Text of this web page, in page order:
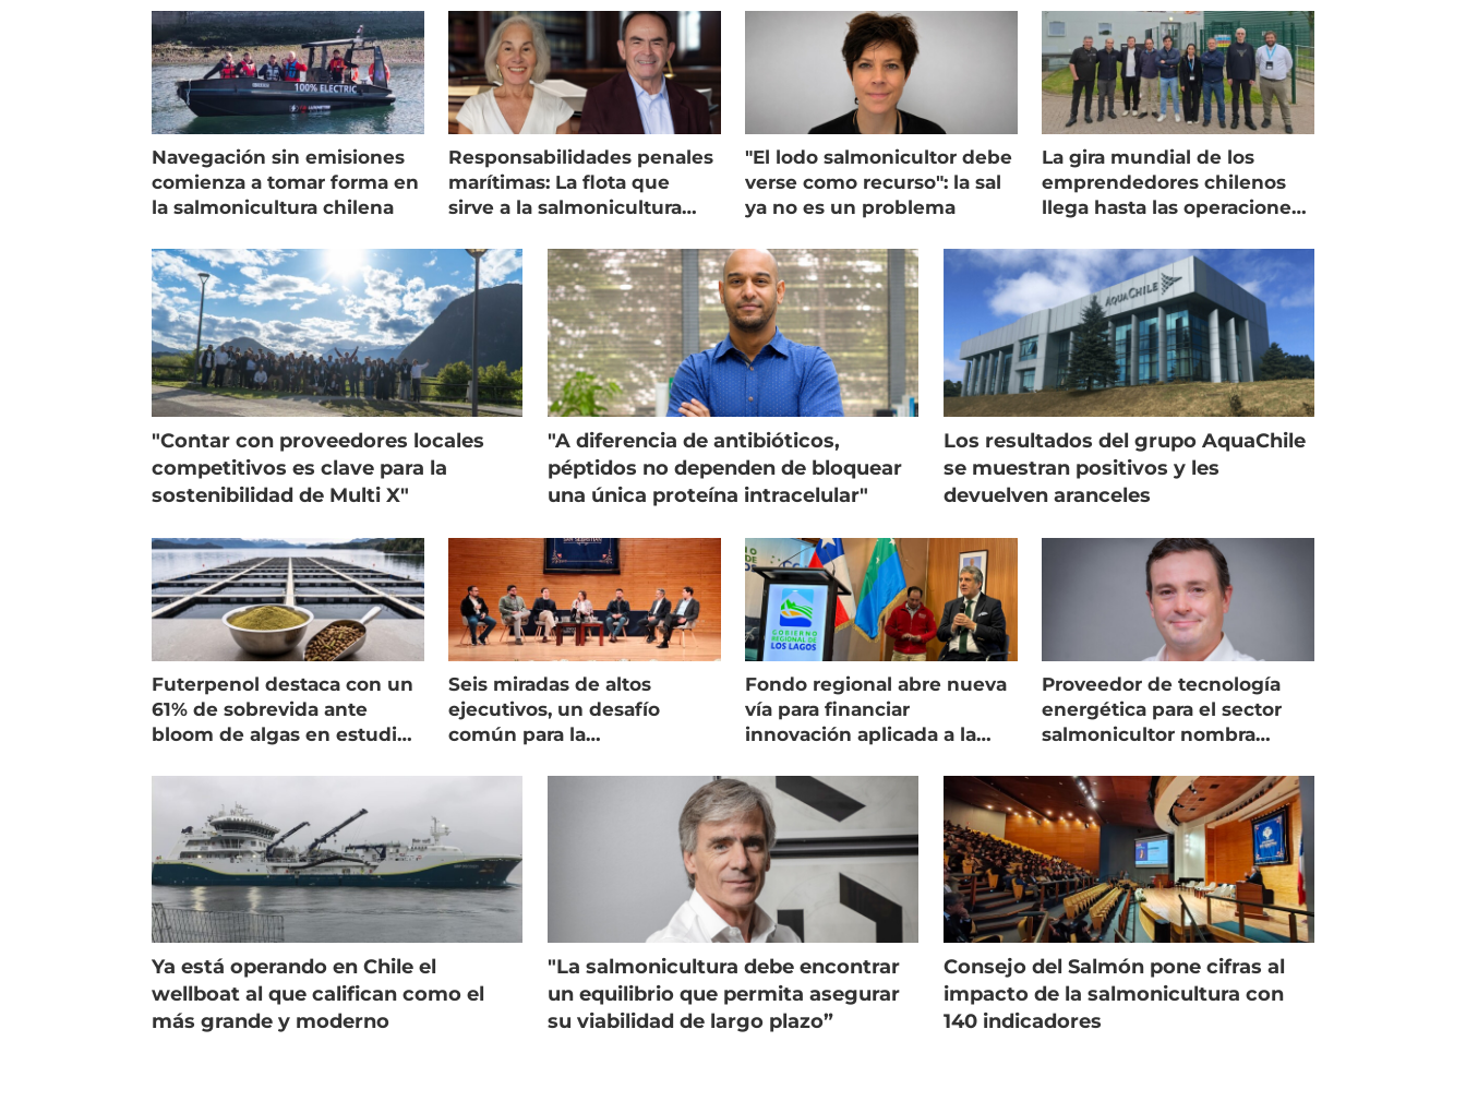
Navegación sin emisiones
comienza a tomar forma en
la salmonicultura chilena
Responsabilidades penales
marítimas: La flota que
sirve a la salmonicultura
"El lodo salmonicultor debe
verse como recurso": la sal
ya no es un problema
La gira mundial de los
emprendedores chilenos
llega hasta las operaciones
"Contar con proveedores locales
competitivos es clave para la
sostenibilidad de Multi X"
"A diferencia de antibióticos,
péptidos no dependen de bloquear
una única proteína intracelular"
Los resultados del grupo AquaChile
se muestran positivos y les
devuelven aranceles
Futerpenol destaca con un
61% de sobrevida ante
bloom de algas en estudio
Seis miradas de altos
ejecutivos, un desafío
común para la
Fondo regional abre nueva
vía para financiar
innovación aplicada a la
Proveedor de tecnología
energética para el sector
salmonicultor nombra
Ya está operando en Chile el
wellboat al que califican como el
más grande y moderno
"La salmonicultura debe encontrar
un equilibrio que permita asegurar
su viabilidad de largo plazo”
Consejo del Salmón pone cifras al
impacto de la salmonicultura con
140 indicadores